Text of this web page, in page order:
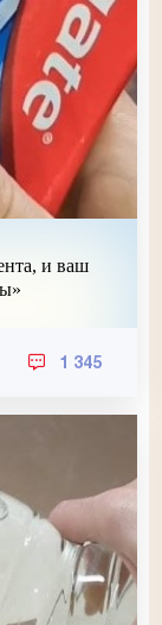
и ваш
1 345